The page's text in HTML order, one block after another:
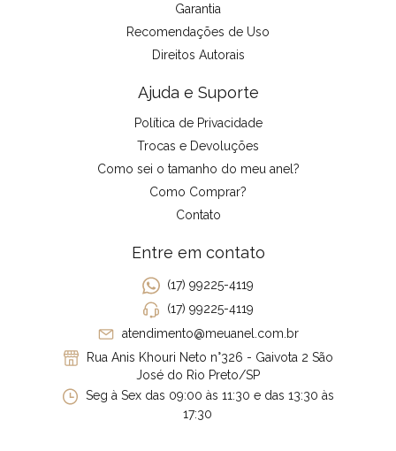
Garantia
Recomendações de Uso
Direitos Autorais
Ajuda e Suporte
Política de Privacidade
Trocas e Devoluções
Como sei o tamanho do meu anel?
Como Comprar?
Contato
Entre em contato
(17) 99225-4119
(17) 99225-4119
atendimento@meuanel.com.br
Rua Anis Khouri Neto n°326 - Gaivota 2 São
José do Rio Preto/SP
Seg à Sex das 09:00 às 11:30 e das 13:30 às
17:30